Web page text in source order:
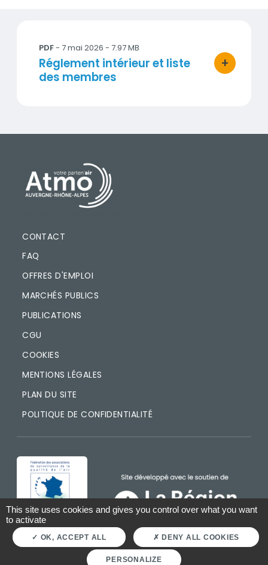
PDF- 7 mai 2026 - 7.97 MB
Titre
Réglement intérieur et liste
des membres
+
bouton
PIED DE PAGE
CONTACT
FAQ
OFFRES D'EMPLOI
MARCHÉS PUBLICS
PUBLICATIONS
CGU
COOKIES
MENTIONS LÉGALES
PLAN DU SITE
POLITIQUE DE CONFIDENTIALITÉ
IMAGE
This site uses cookies and gives you control over what you want
to activate
OK, ACCEPT ALL DENY ALL COOKIES
PERSONALIZE